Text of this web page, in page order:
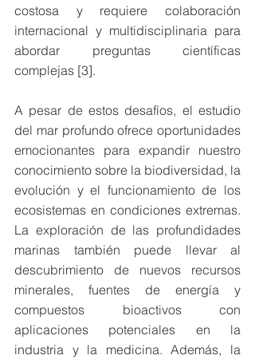
costosa y requiere colaboración
internacional y multidisciplinaria para
abordar preguntas científicas
complejas [3].
A pesar de estos desafíos, el estudio
del mar profundo ofrece oportunidades
emocionantes para expandir nuestro
conocimiento sobre la biodiversidad, la
evolución y el funcionamiento de los
ecosistemas en condiciones extremas.
La exploración de las profundidades
marinas también puede llevar al
descubrimiento de nuevos recursos
minerales, fuentes de energía y
compuestos bioactivos con
aplicaciones potenciales en la
industria y la medicina. Además, la